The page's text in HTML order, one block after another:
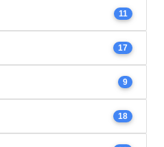
11
17
9
18